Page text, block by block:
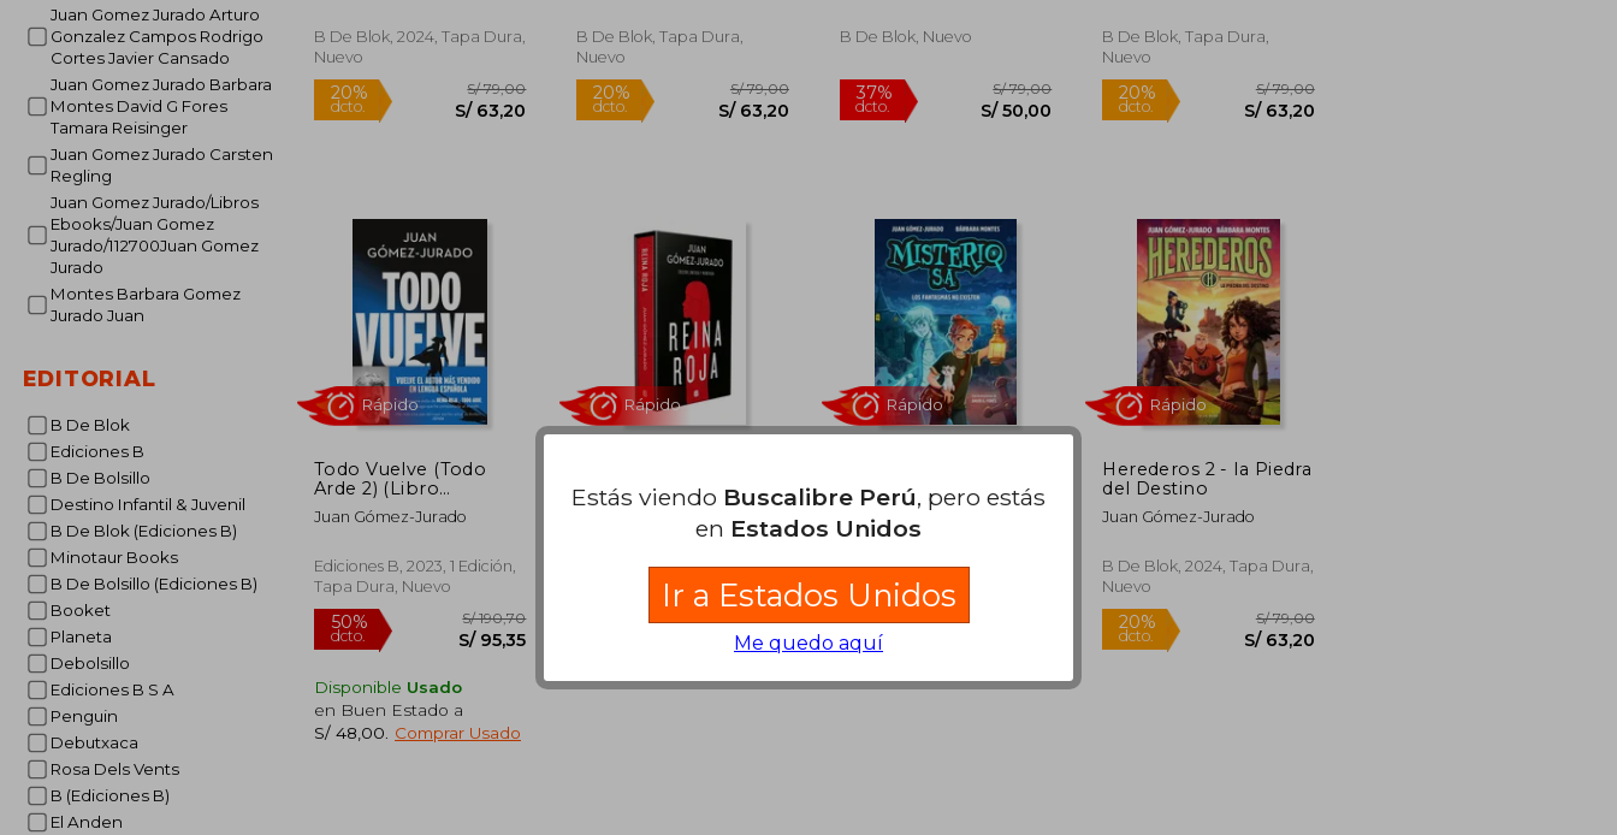
Juan Gomez Jurado Arturo
Gonzalez Campos Rodrigo
Cortes Javier Cansado
Juan Gomez Jurado Barbara
Montes David G Fores
Tamara Reisinger
Juan Gomez Jurado Carsten
Regling
Juan Gomez Jurado/Libros
Ebooks/Juan Gomez
Jurado/112700Juan Gomez
Jurado
Montes Barbara Gomez
Jurado Juan
EDITORIAL
B De Blok
Ediciones B
B De Bolsillo
Destino Infantil & Juvenil
B De Blok (Ediciones B)
Minotaur Books
B De Bolsillo (Ediciones B)
Booket
Planeta
Debolsillo
Ediciones B S A
Penguin
Debutxaca
Rosa Dels Vents
B (Ediciones B)
El Anden
B De Blok, 2024, Tapa Dura,
Nuevo
20%
dcto.
B De Blok, Tapa Dura,
Nuevo
20%
dcto. S/ 63,20
Rápido
B De Blok, Nuevo
37%
dcto.
S/ 79,00
S/ 50,00
Rápido
B De Blok, Tapa Dura,
Nuevo
20%
dcto.
Rápido
Todo Vuelve (Todo
Arde 2) (Libro
Firmado)
Juan Gómez-Jurado
Ediciones B, 2023, 1 Edición,
Tapa Dura, Nuevo
Rápido
Disponible Usado
en Buen Estado a
S/ 48,00
Comprar Usado
(EDICION DE LUJO)
(ANTONIA SCOTT 1)
EDICIONES B, 2024, 1
Edición, Tapa Dura, Nuevo
Rápido
FANTASMAS NO
EXISTEN
JUAN GÓMEZ-JURADO
B DE BLOK, 2026, Nuevo
Rápido
Herederos 2 - la Piedra
del Destino
Juan Gómez-Jurado
B De Blok, 2024, Tapa Dura,
Nuevo
Estás viendo Buscalibre Perú, pero estás
en Estados Unidos
Ir a Estados Unidos
Me quedo aquí